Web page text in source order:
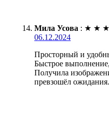
Мила Усова : ★ ★ ★
06.12.2024
Просторный и
Быстрое
Получила
превзошёл